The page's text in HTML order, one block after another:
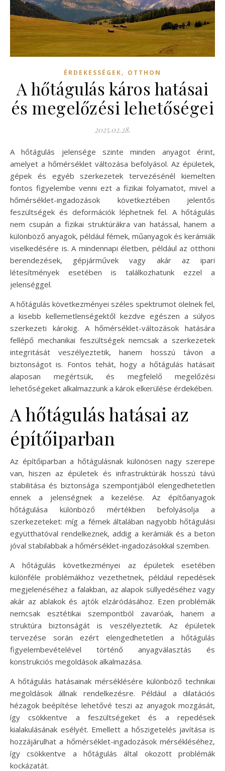
ÉRDEKESSÉGEK, OTTHON
A hőtágulás káros hatásai
és megelőzési lehetőségei
2025.02.28.
A hőtágulás jelensége szinte minden anyagot érint,
amelyet a hőmérséklet változása befolyásol. Az épületek,
gépek és egyéb szerkezetek tervezésénél kiemelten
fontos figyelembe venni ezt a fizikai folyamatot, mivel a
hőmérséklet-ingadozások következtében jelentős
feszültségek és deformációk léphetnek fel. A hőtágulás
nem csupán a fizikai struktúrákra van hatással, hanem a
különböző anyagok, például fémek, műanyagok és kerámiák
viselkedésére is. A mindennapi életben, például az otthoni
berendezések, gépjárművek vagy akár az ipari
létesítmények esetében is találkozhatunk ezzel a
jelenséggel.
A hőtágulás következményei széles spektrumot ölelnek fel,
a kisebb kellemetlenségektől kezdve egészen a súlyos
szerkezeti károkig. A hőmérséklet-változások hatására
fellépő mechanikai feszültségek nemcsak a szerkezetek
integritását veszélyeztetik, hanem hosszú távon a
biztonságot is. Fontos tehát, hogy a hőtágulás hatásait
alaposan megértsük, és megfelelő megelőzési
lehetőségeket alkalmazzunk a károk elkerülése érdekében.
A hőtágulás hatásai az
építőiparban
Az építőiparban a hőtágulásnak különösen nagy szerepe
van, hiszen az épületek és infrastruktúrák hosszú távú
stabilitása és biztonsága szempontjából elengedhetetlen
ennek a jelenségnek a kezelése. Az építőanyagok
hőtágulása különböző mértékben befolyásolja a
szerkezeteket: míg a fémek általában nagyobb hőtágulási
együtthatóval rendelkeznek, addig a kerámiák és a beton
jóval stabilabbak a hőmérséklet-ingadozásokkal szemben.
A hőtágulás következményei az épületek esetében
különféle problémákhoz vezethetnek, például repedések
megjelenéséhez a falakban, az alapok süllyedéséhez vagy
akár az ablakok és ajtók elzáródásához. Ezen problémák
nemcsak esztétikai szempontból zavaróak, hanem a
struktúra biztonságát is veszélyeztetik. Az épületek
tervezése során ezért elengedhetetlen a hőtágulás
figyelembevételével történő anyagválasztás és
konstrukciós megoldások alkalmazása.
A hőtágulás hatásainak mérséklésére különböző technikai
megoldások állnak rendelkezésre. Például a dilatációs
hézagok beépítése lehetővé teszi az anyagok mozgását,
így csökkentve a feszültségeket és a repedések
kialakulásának esélyét. Emellett a hőszigetelés javítása is
hozzájárulhat a hőmérséklet-ingadozások mérsékléséhez,
így csökkentve a hőtágulás által okozott problémák
kockázatát.